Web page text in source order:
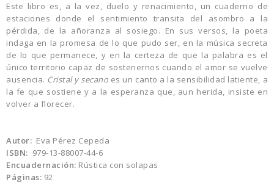
Este libro es, a la vez, duelo y renacimiento, un cuaderno de
estaciones donde el sentimiento transita del asombro a la
pérdida, de la añoranza al sosiego. En sus versos, la poeta
indaga en la promesa de lo que pudo ser, en la música secreta
de lo que permanece, y en la certeza de que la palabra es el
único territorio capaz de sostenernos cuando el amor se vuelve
ausencia. Cristal y secano es un canto a la sensibilidad latiente, a
la fe que sostiene y a la esperanza que, aun herida, insiste en
volver a florecer.
Autor: Eva Pérez Cepeda
ISBN: 979-13-88007-44-6
Encuadernación: Rústica con solapas
Páginas: 92